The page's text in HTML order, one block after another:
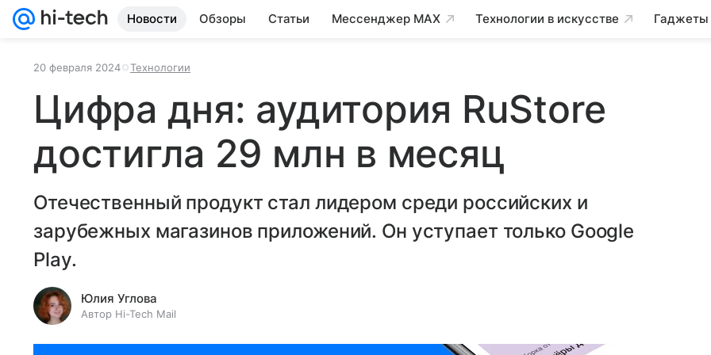
Новости Обзоры Статьи Мессенджер MAX Технологии в искусстве Гаджеты
20 февраля 2024 Технологии
Цифра дня: аудитория RuStore
достигла 29 млн в месяц
Отечественный продукт стал лидером среди российских и
зарубежных магазинов приложений. Он уступает только Google
Play.
Юлия Углова
Автор Hi-Tech Mail